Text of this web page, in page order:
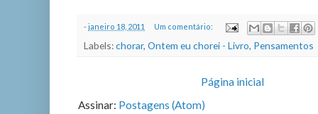
-janeiro 18, 2011 Um comentário:
Labels:chorar, Ontem eu chorei - Livro, Pensamentos
Página inicial
Assinar: Postagens (Atom)